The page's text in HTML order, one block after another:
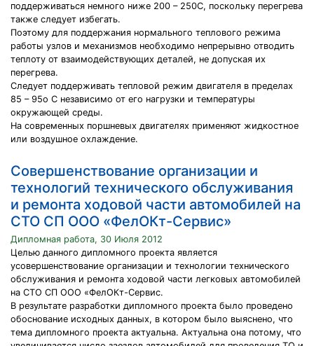
поддерживаться немного ниже 200 – 250С, поскольку перегрева
также следует избегать.
Поэтому для поддержания нормального теплового режима
работы узлов и механизмов необходимо непрерывно отводить
теплоту от взаимодействующих деталей, не допуская их
перегрева.
Следует поддерживать тепловой режим двигателя в пределах
85 – 95о С независимо от его нагрузки и температуры
окружающей среды.
На современных поршневых двигателях применяют жидкостное
или воздушное охлаждение.
Cовершенствование организации и
технологий технического обслуживания
и ремонта ходовой части автомобилей на
СТО СП ООО «ФелОКт-Сервис»
Дипломная работа, 30 Июля 2012
Целью данного дипломного проекта является
усовершенствование организации и технологии технического
обслуживания и ремонта ходовой части легковых автомобилей
на СТО СП ООО «ФелОКт-Сервис.
В результате разработки дипломного проекта было проведено
обоснование исходных данных, в котором было выяснено, что
тема дипломного проекта актуальна. Актуальна она потому, что